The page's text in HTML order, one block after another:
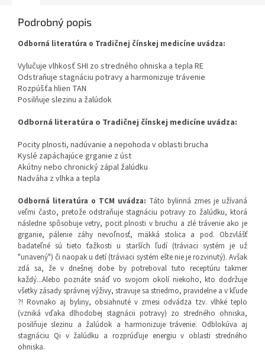
Podrobný popis
Odborná literatúra o Tradičnej čínskej medicíne uvádza:
Vylučuje vlhkosť SHI zo stredného ohniska a tepla RE
Odstraňuje stagnáciu potravy a harmonizuje trávenie
Rozpúšťa hlien TAN
Posilňuje slezinu a žalúdok
Odborná literatúra o Tradičnej čínskej medicíne uvádza:
Pocity plnosti, nadúvanie a nepohoda v oblasti brucha
Kyslé zapáchajúce grganie z úst
Akútny nebo chronický zápal žalúdku
Nadváha z vlhka a tepla
Odborná literatúra o TCM uvádza: Táto bylinná zmes je užívaná
veľmi často, pretože odstraňuje stagnáciu potravy zo žalúdku, ktorá
následne spôsobuje vetry, pocit plnosti v bruchu a zlé trávenie ako je
grganie, pálenie záhy nevoľnosť, mäkká stolica a pod. Obzvlášť
badateľné sú tieto ťažkosti u starších ľudí (tráviaci systém je už
"unavený") či naopak u detí (tráviaci systém ešte nie je rozvinutý). Avšak
zdá sa, že v dnešnej dobe by potreboval tuto receptúru takmer
každý...Alebo poznáte snáď vo svojom okolí niekoho, kto dodržuje
všetky zásady správnej výživy, stravuje sa striedmo, pravidelne a v kľude
?! Rovnako aj byliny, obsiahnuté v zmesi odvádza tzv. vlhké teplo
(vzniká vďaka dlhodobej stagnácii potravy) zo stredného ohniska,
posilňuje slezinu a žalúdok a harmonizuje trávenie. Odblokúva aj
stagnáciu Qi v žalúdku a rozprúďuje energiu v oblasti stredného
ohniska.